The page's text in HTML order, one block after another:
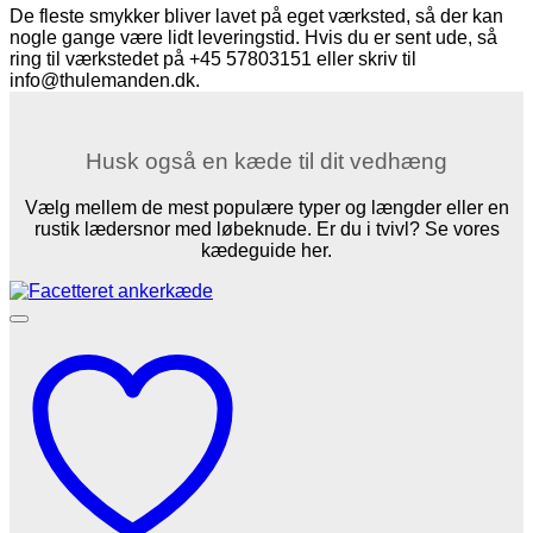
De fleste smykker bliver lavet på eget værksted, så der kan
nogle gange være lidt leveringstid. Hvis du er sent ude, så
ring til værkstedet på +45 57803151 eller skriv til
info@thulemanden.dk.
Husk også en kæde til dit vedhæng
Vælg mellem de mest populære typer og længder eller en
rustik lædersnor med løbeknude. Er du i tvivl? Se vores
kædeguide her.